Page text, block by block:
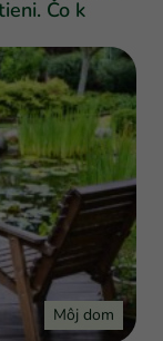
Čo k
Môj dom